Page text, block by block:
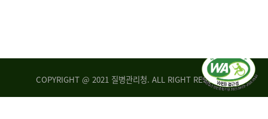
COPYRIGHT @ 2021 질병관리청. ALL RIGHT RESERVED